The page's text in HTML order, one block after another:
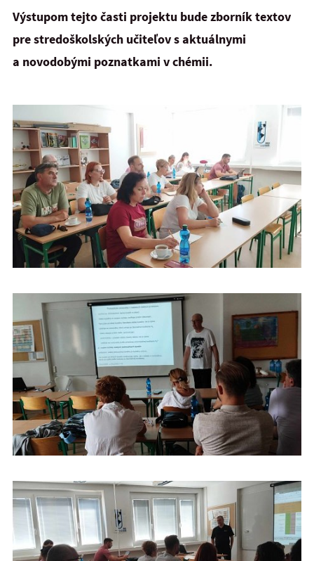
Výstupom tejto časti projektu bude zborník textov
pre stredoškolských učiteľov s aktuálnymi
a novodobými poznatkami v chémii.